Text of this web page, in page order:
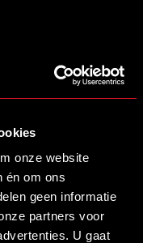
onze website
én om ons
geen informatie
partners voor
U gaat
de Goor (75’ Juma
(50’ Rafael Arenas
(41’ Otis Rockx).
O14 2-2